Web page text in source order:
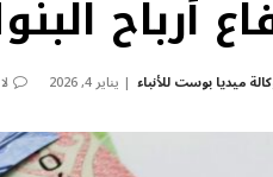
أرباح البنوك
ميديا بوست للأنباء يناير 4, 2026